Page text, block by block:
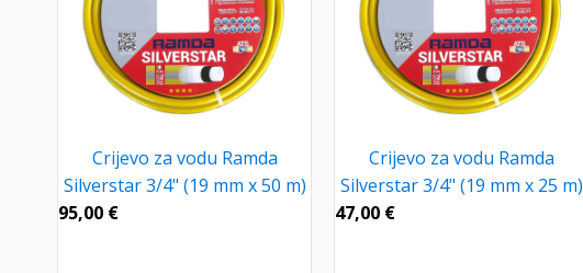
Crijevo za vodu Ramda
Silverstar 3/4" (19 mm x 50 m)
95,00 €
Crijevo za vodu Ramda
Silverstar 3/4" (19 mm x 25 m)
47,00 €